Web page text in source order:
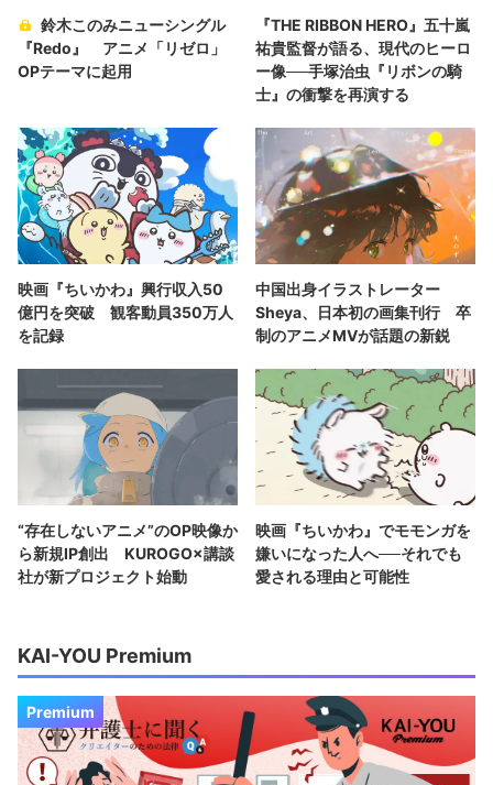
鈴木このみニューシングル
『Redo』 アニメ「リゼロ」
OPテーマに起用
『THE RIBBON HERO』五十嵐
祐貴監督が語る、現代のヒーロ
ー像──手塚治虫『リボンの騎
士』の衝撃を再演する
映画『ちいかわ』興行収入50
億円を突破 観客動員350万人
を記録
中国出身イラストレーター
Sheya、日本初の画集刊行 卒
制のアニメMVが話題の新鋭
“存在しないアニメ”のOP映像か
ら新規IP創出 KUROGO×講談
社が新プロジェクト始動
映画『ちいかわ』でモモンガを
嫌いになった人へ──それでも
愛される理由と可能性
KAI-YOU Premium
Premium